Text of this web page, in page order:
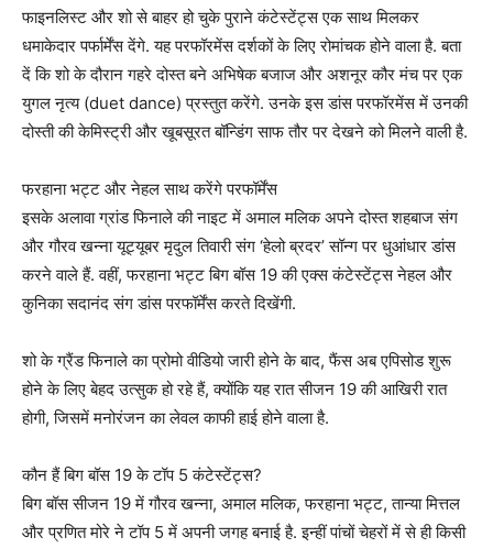
फाइनलिस्ट और शो से बाहर हो चुके पुराने कंटेस्टेंट्स एक साथ मिलकर
धमाकेदार पर्फार्मेंस देंगे. यह परफॉरमेंस दर्शकों के लिए रोमांचक होने वाला है. बता
दें कि शो के दौरान गहरे दोस्त बने अभिषेक बजाज और अशनूर कौर मंच पर एक
युगल नृत्य (duet dance) प्रस्तुत करेंगे. उनके इस डांस परफॉरमेंस में उनकी
दोस्ती की केमिस्ट्री और खूबसूरत बॉन्डिंग साफ तौर पर देखने को मिलने वाली है.
फरहाना भट्ट और नेहल साथ करेंगे परफॉर्मेंस
इसके अलावा ग्रांड फिनाले की नाइट में अमाल मलिक अपने दोस्त शहबाज संग
और गौरव खन्ना यूट्यूबर मृदुल तिवारी संग ‘हेलो ब्रदर’ सॉन्ग पर धुआंधार डांस
करने वाले हैं. वहीं, फरहाना भट्ट बिग बॉस 19 की एक्स कंटेस्टेंट्स नेहल और
कुनिका सदानंद संग डांस परफॉर्मेंस करते दिखेंगी.
शो के ग्रैंड फिनाले का प्रोमो वीडियो जारी होने के बाद, फैंस अब एपिसोड शुरू
होने के लिए बेहद उत्सुक हो रहे हैं, क्योंकि यह रात सीजन 19 की आखिरी रात
होगी, जिसमें मनोरंजन का लेवल काफी हाई होने वाला है.
कौन हैं बिग बॉस 19 के टॉप 5 कंटेस्टेंट्स?
बिग बॉस सीजन 19 में गौरव खन्ना, अमाल मलिक, फरहाना भट्ट, तान्या मित्तल
और प्रणित मोरे ने टॉप 5 में अपनी जगह बनाई है. इन्हीं पांचों चेहरों में से ही किसी